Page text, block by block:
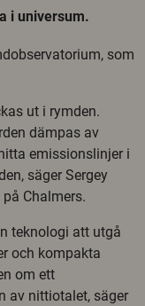
i universum.
som
ut i rymden.
dämpas av
emissionslinjer i
säger Sergey
Chalmers.
teknologi att utgå
och kompakta
om ett
av nittiotalet, säger